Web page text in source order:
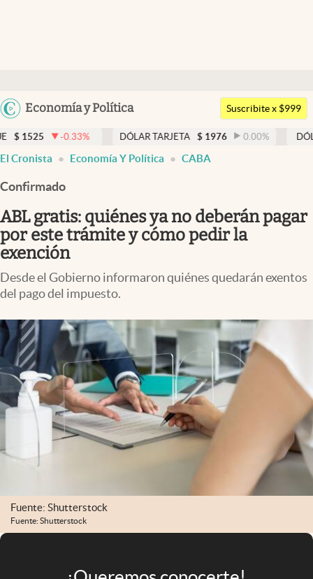
Argentina
Uruguay
Economía y Política
Members
Economía y Política
Finanzas y Mercados
Mercados Online
Negocios
Columnistas
Apertura
Infotechnology
Clase
Clima
Mundial 2026
Eventos Corporativos
El Cronista Studio
abre en nueva pestaña
Argentina
Suscribite x $999
% DÓLAR TARJETA $ 1976 0.00% DÓLAR MEP
El Cronista Economía Y Política CABA
Confirmado
ABL gratis: quiénes ya no deberán pagar
por este trámite y cómo pedir la
exención
Desde el Gobierno informaron quiénes quedarán exentos
del pago del impuesto.
Fuente: Shutterstock
Fuente: Shutterstock